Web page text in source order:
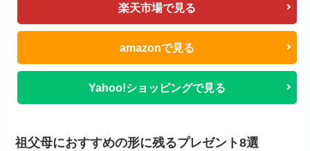
楽天市場で見る
amazonで見る
Yahoo!ショッピングで見る
祖父母におすすめの形に残るプレゼント8選